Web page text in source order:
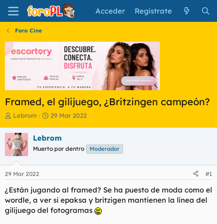
Acceder Regístrate
Foro Cine
Framed, el gilijuego, ¿Britzingen campeón?
I
i
c
i
a
d
o
d
e
Lebrom
F
h
a
e
i
c
i
29 Mar 2022
Lebrom
Muerto por dentro Moderador
29 Mar 2022 #1
¿Están jugando al framed? Se ha puesto de moda como el
wordle, a ver si epaksa y britzigen mantienen la línea del
gilijuego del fotogramas